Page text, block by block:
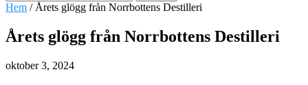
Hem / Årets glögg från Norrbottens Destilleri
Årets glögg från Norrbottens Destilleri
oktober 3, 2024